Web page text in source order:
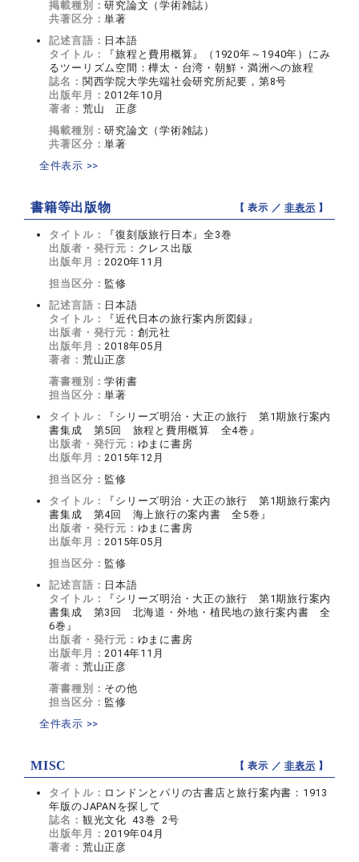
掲載種別：研究論文（学術雑誌）
共著区分：単著
記述言語： 日本語
タイトル：
『旅程と費用概算』（1920年～1940年）にみ
るツーリズム空間：樺太・台湾・朝鮮・満洲への旅程
誌名： 関西学院大学先端社会研究所紀要，第8号
出版年月：2012年10月
著者： 荒山 正彦
掲載種別：研究論文（学術雑誌）
共著区分：単著
全件表示 >>
書籍等出版物 【 表示 ／非表示 】
タイトル：
『復刻版旅行日本』全3巻
出版者・発行元： クレス出版
出版年月：2020年11月
担当区分： 監修
記述言語： 日本語
タイトル：
『近代日本の旅行案内所図録』
出版者・発行元： 創元社
出版年月：2018年05月
著者： 荒山正彦
著書種別：学術書
担当区分：単著
タイトル：
『シリーズ明治・大正の旅行 第1期旅行案内
書集成 第5回 旅程と費用概算 全4巻』
出版者・発行元： ゆまに書房
出版年月：2015年12月
担当区分： 監修
タイトル：
『シリーズ明治・大正の旅行 第1期旅行案内
書集成 第4回 海上旅行の案内書 全5巻』
出版者・発行元： ゆまに書房
出版年月：2015年05月
担当区分： 監修
記述言語： 日本語
タイトル：
『シリーズ明治・大正の旅行 第1期旅行案内
書集成 第3回 北海道・外地・植民地の旅行案内書 全
6巻』
出版者・発行元： ゆまに書房
出版年月：2014年11月
著者： 荒山正彦
著書種別： その他
担当区分： 監修
全件表示 >>
MISC 【 表示 ／非表示 】
タイトル： ロンドンとパリの古書店と旅行案内書：1913
年版のJAPANを探して
誌名： 観光文化 43巻 2号
出版年月：2019年04月
著者： 荒山正彦